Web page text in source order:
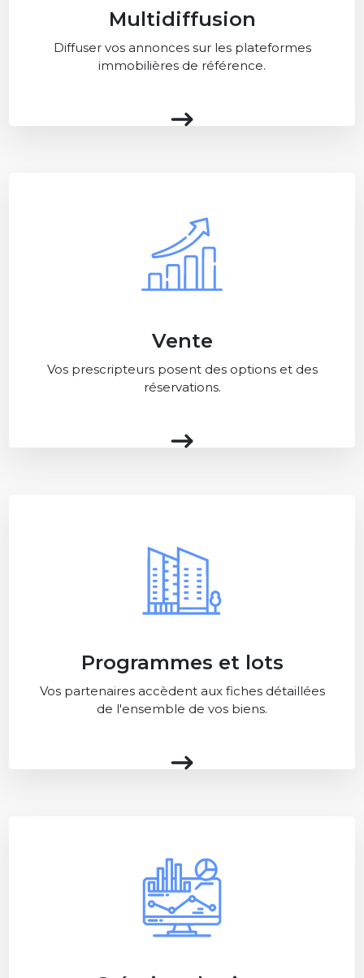
Multidiffusion
Diffuser vos annonces sur les plateformes
immobilières de référence.
Vente
Vos prescripteurs posent des options et des
réservations.
Programmes et lots
Vos partenaires accèdent aux fiches détaillées
de l'ensemble de vos biens.